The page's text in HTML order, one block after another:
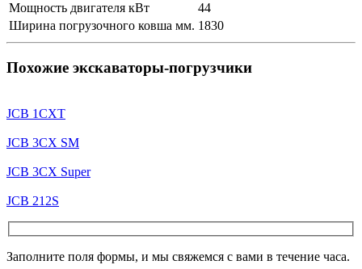
Мощность двигателя кВт
44
Ширина погрузочного ковша мм. 1830
Похожие экскаваторы-погрузчики
JCB 1CXT
JCB 3CX SM
JCB 3CX Super
JCB 212S
Заполните поля формы, и мы свяжемся с вами в течение часа.